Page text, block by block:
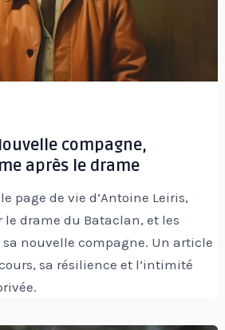
compagne,
après le drame
page de vie d’Antoine Leiris,
drame du Bataclan, et les
nouvelle compagne. Un article
sa résilience et l’intimité